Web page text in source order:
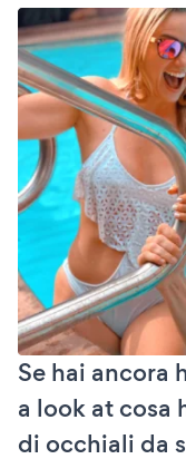
Se hai ancora
a look at cosa
di occhiali da